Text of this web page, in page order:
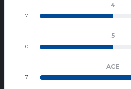
4
7
5
0
ACE
7